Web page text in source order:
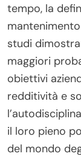
tempo, la
studi
maggiori
obiettivi
redditività e
il loro pieno
del mondo